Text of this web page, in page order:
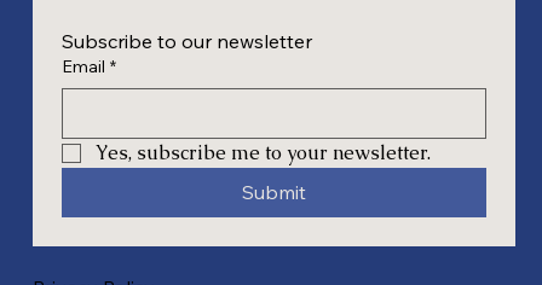
Subscribe to our newsletter
Email *
Yes, subscribe me to your newsletter.
Submit